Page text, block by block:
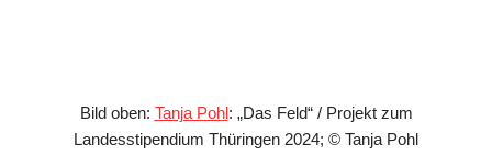
Bild oben: Tanja Pohl: „Das Feld“ / Projekt zum
Landesstipendium Thüringen 2024; © Tanja Pohl